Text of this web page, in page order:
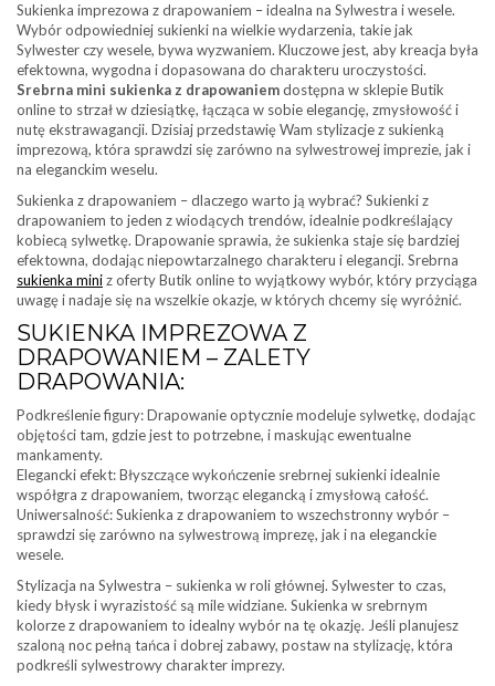
Sukienka imprezowa z drapowaniem – idealna na Sylwestra i wesele.
Wybór odpowiedniej sukienki na wielkie wydarzenia, takie jak
Sylwester czy wesele, bywa wyzwaniem. Kluczowe jest, aby kreacja była
efektowna, wygodna i dopasowana do charakteru uroczystości.
Srebrna mini sukienka z drapowaniemdostępna w sklepie Butik
online to strzał w dziesiątkę, łącząca w sobie elegancję, zmysłowość i
nutę ekstrawagancji. Dzisiaj przedstawię Wam stylizacje z sukienką
imprezową, która sprawdzi się zarówno na sylwestrowej imprezie, jak i
na eleganckim weselu.
Sukienka z drapowaniem – dlaczego warto ją wybrać? Sukienki z
drapowaniem to jeden z wiodących trendów, idealnie podkreślający
kobiecą sylwetkę. Drapowanie sprawia, że sukienka staje się bardziej
efektowna, dodając niepowtarzalnego charakteru i elegancji. Srebrna
sukienka miniz oferty Butik online to wyjątkowy wybór, który przyciąga
uwagę i nadaje się na wszelkie okazje, w których chcemy się wyróżnić.
SUKIENKA IMPREZOWA Z
DRAPOWANIEM – ZALETY
DRAPOWANIA:
Podkreślenie figury: Drapowanie optycznie modeluje sylwetkę, dodając
objętości tam, gdzie jest to potrzebne, i maskując ewentualne
mankamenty.
Elegancki efekt: Błyszczące wykończenie srebrnej sukienki idealnie
współgra z drapowaniem, tworząc elegancką i zmysłową całość.
Uniwersalność: Sukienka z drapowaniem to wszechstronny wybór –
sprawdzi się zarówno na sylwestrową imprezę, jak i na eleganckie
wesele.
Stylizacja na Sylwestra – sukienka w roli głównej. Sylwester to czas,
kiedy błysk i wyrazistość są mile widziane. Sukienka w srebrnym
kolorze z drapowaniem to idealny wybór na tę okazję. Jeśli planujesz
szaloną noc pełną tańca i dobrej zabawy, postaw na stylizację, która
podkreśli sylwestrowy charakter imprezy.